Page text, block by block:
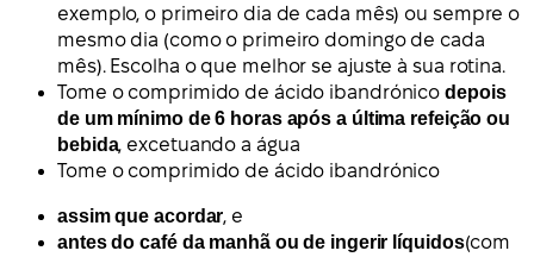
exemplo, o primeiro dia de cada mês) ou sempre o
mesmo dia (como o primeiro domingo de cada
mês). Escolha o que melhor se ajuste à sua rotina.
Tome o comprimido de ácido ibandrónicodepois
de um mínimo de 6 horas após a última refeição ou
bebida, excetuando a água
Tome o comprimido de ácido ibandrónico
assim que acordar, e
antes do café da manhã ou de ingerir líquidos(com